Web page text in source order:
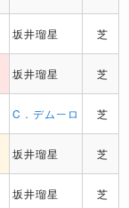
坂井瑠星 芝
坂井瑠星 芝
C．デムーロ 芝
坂井瑠星 芝
坂井瑠星 芝